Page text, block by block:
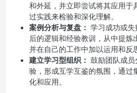
和外延，并立即尝试将其应用于
过实践来检验和深化理解。
案例分析与复盘： 学习成功或
后的逻辑和经验教训，从中提炼
并在自己的工作中加以运用和反
建立学习型组织： 鼓励团队成
验，形成互学互鉴的氛围，通过
化和应用。